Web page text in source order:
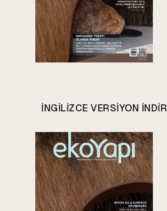
INGILIZCE VERSIYON INDIR